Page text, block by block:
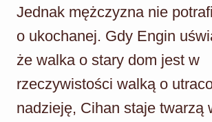
Jednak mężczyzna nie
o ukochanej. Gdy Engin
że walka o stary dom jest w
rzeczywistości walką o
nadzieję, Cihan staje twarzą